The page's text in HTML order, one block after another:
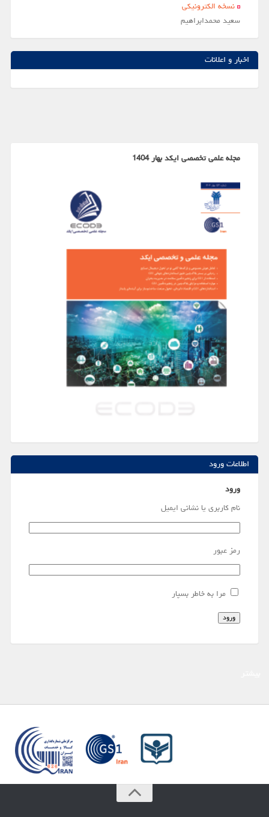
نسخه الکترونیکی
سعيد محمدابراهيم
اخبار و اعلانات
مجله علمی تخصصی ایکد بهار 1404
اطلاعات ورود
ورود
نام کاربری یا نشانی ایمیل
رمز عبور
مرا به خاطر بسپار
ورود